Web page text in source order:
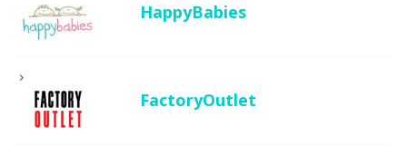
HappyBabies
FactoryOutlet